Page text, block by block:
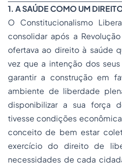
1. A SAÚDE COMO UM
O Constitucionalismo
consolidar após a
ofertava ao direito à saúde
vez que a intenção dos
garantir a construção em
ambiente de liberdade
disponibilizar a sua força
tivesse condições
conceito de bem estar
exercício do direito de
necessidades de cada